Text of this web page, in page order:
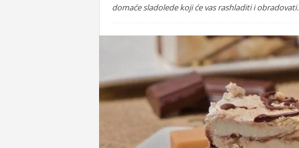
domaće sladolede koji će vas rashladiti i obradovati.